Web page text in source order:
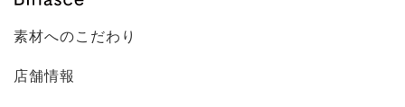
素材へのこだわり
店舗情報